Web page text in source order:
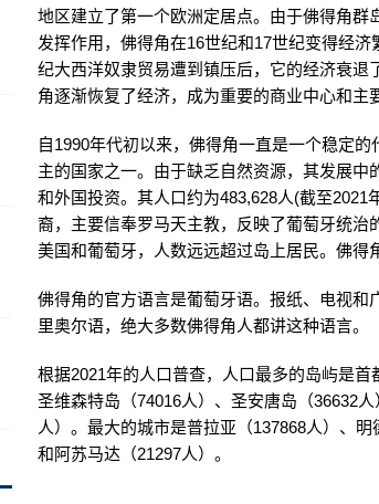
地区建立了第一个欧洲定居点。由于佛得角
发挥作用，佛得角在16世纪和17世纪变得经
纪大西洋奴隶贸易遭到镇压后，它的经济衰
角逐渐恢复了经济，成为重要的商业中心和主
自1990年代初以来，佛得角一直是一个稳定
主的国家之一。由于缺乏自然资源，其发展
和外国投资。其人口约为483,628人(截至
裔，主要信奉罗马天主教，反映了葡萄牙统
美国和葡萄牙，人数远远超过岛上居民。佛得
佛得角的官方语言是葡萄牙语。报纸、电视
里奥尔语，绝大多数佛得角人都讲这种语言。
根据2021年的人口普查，人口最多的岛屿是首
圣维森特岛（74016人）、圣安唐岛（36632
人）。最大的城市是普拉亚（137868人）、明
和阿苏马达（21297人）。